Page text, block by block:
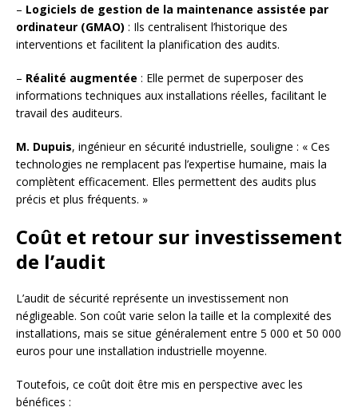
– Logiciels de gestion de la maintenance assistée par
ordinateur (GMAO) : Ils centralisent l’historique des
interventions et facilitent la planification des audits.
– Réalité augmentée : Elle permet de superposer des
informations techniques aux installations réelles, facilitant le
travail des auditeurs.
M. Dupuis, ingénieur en sécurité industrielle, souligne : « Ces
technologies ne remplacent pas l’expertise humaine, mais la
complètent efficacement. Elles permettent des audits plus
précis et plus fréquents. »
Coût et retour sur investissement
de l’audit
L’audit de sécurité représente un investissement non
négligeable. Son coût varie selon la taille et la complexité des
installations, mais se situe généralement entre 5 000 et 50 000
euros pour une installation industrielle moyenne.
Toutefois, ce coût doit être mis en perspective avec les
bénéfices :